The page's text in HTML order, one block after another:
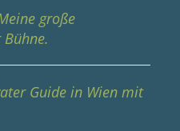
große
Guide in Wien mit